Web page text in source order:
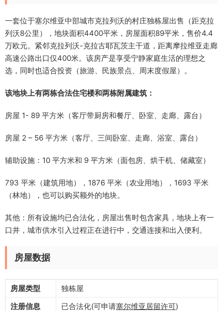
一套位于塞尔维亚中部城市克拉列沃的村庄独栋屋出售（距克拉
列沃8公里），地块面积4400平米，房屋面积89平米，售价4.4
万欧元。紧邻克拉列沃-克拉古耶瓦茨主干道，距离摩拉维亚走廊
高速公路出口仅400米。该房产是享受宁静家庭生活的理想之
选，同时也适合投资（旅游、民族景点、周末度假屋）。
该地块上有两栋合法住宅楼和两栋附属建筑：
房屋 1- 89 平方米（客厅带厨房和餐厅、卧室、走廊、露台）
房屋 2 – 56 平方米（客厅、三间卧室、走廊、浴室、露台）
辅助设施：10 平方米和 9 平方米（面包房、烘干机、储藏室）
793 平米（建筑用地），1876 平米（农业用地），1693 平米
（林地），也可以购买额外的地块。
其他：所有设施均已合法化，房屋出售时包含家具，地块上有一
口井，城市供水引入过程正在进行中，交通连接和出入便利。
房屋数据
房屋类型
独栋屋
注册信息
已合法化(可申请塞尔维亚居留许可)